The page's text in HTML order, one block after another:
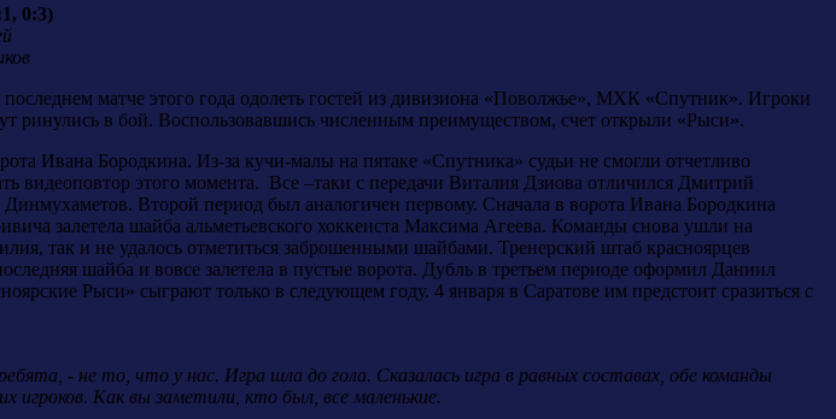
0:3)
матче этого года одолеть гостей из дивизиона «Поволжье», МХК «Спутник». Игроки
ринулись в бой. Воспользовавшись численным преимуществом, счет открыли «Рыси».
Ивана Бородкина. Из-за кучи-малы на пятаке «Спутника» судьи не смогли отчетливо
видеоповтор этого момента. Все –таки с передачи Виталия Дзиова отличился Дмитрий
Второй период был аналогичен первому. Сначала в ворота Ивана Бородкина
залетела шайба альметьевского хоккеиста Максима Агеева. Команды снова ушли на
так и не удалось отметиться заброшенными шайбами. Тренерский штаб красноярцев
шайба и вовсе залетела в пустые ворота. Дубль в третьем периоде оформил Даниил
Рыси» сыграют только в следующем году. 4 января в Саратове им предстоит сразиться с
- не то, что у нас. Игра шла до гола. Сказалась игра в равных составах, обе команды
игроков. Как вы заметили, кто был, все маленькие.